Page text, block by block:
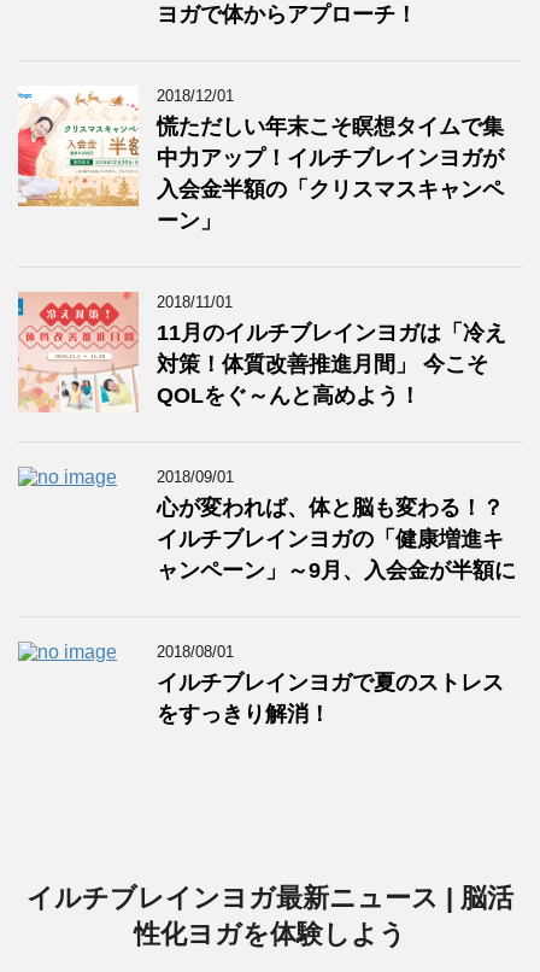
ヨガで体からアプローチ！
2018/12/01
慌ただしい年末こそ瞑想タイムで集
中力アップ！イルチブレインヨガが
入会金半額の「クリスマスキャンペ
ーン」
2018/11/01
11月のイルチブレインヨガは「冷え
対策！体質改善推進月間」 今こそ
QOLをぐ～んと高めよう！
2018/09/01
心が変われば、体と脳も変わる！？
イルチブレインヨガの「健康増進キ
ャンペーン」～9月、入会金が半額に
2018/08/01
イルチブレインヨガで夏のストレス
をすっきり解消！
イルチブレインヨガ最新ニュース | 脳活
性化ヨガを体験しよう